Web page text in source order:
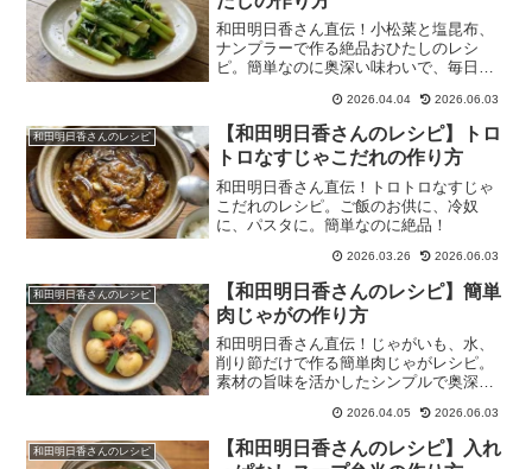
和田明日香さん直伝！小松菜と塩昆布、
ナンプラーで作る絶品おひたしのレシ
ピ。簡単なのに奥深い味わいで、毎日の
2026.04.04 2026.06.03
和田明日香さんのレシピ
【和田明日香さんのレシピ】トロ
トロなすじゃこだれの作り方
和田明日香さん直伝！トロトロなすじゃ
こだれのレシピ。ご飯のお供に、冷奴
に、パスタに。簡単なのに絶品！
2026.03.26 2026.06.03
和田明日香さんのレシピ
【和田明日香さんのレシピ】簡単
肉じゃがの作り方
和田明日香さん直伝！じゃがいも、水、
削り節だけで作る簡単肉じゃがレシピ。
素材の旨味を活かしたシンプルで奥深い
2026.04.05 2026.06.03
和田明日香さんのレシピ
【和田明日香さんのレシピ】入れ